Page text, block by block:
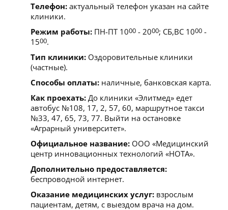
Телефон: актуальный телефон указан на сайте
клиники.
Режим работы: ПН-ПТ 1000 - 2000; СБ,ВС 1000 -
1500.
Тип клиники: Оздоровительные клиники
(частные).
Способы оплаты: наличные, банковская карта.
Как проехать: До клиники «Элитмед» едет
автобус №108, 17, 2, 57, 60, маршрутное такси
№33, 47, 65, 73, 77. Выйти на остановке
«Аграрный университет».
Официальное название: ООО «Медицинский
центр инновационных технологий «НОТА».
Дополнительно предоставляется:
беспроводной интернет.
Оказание медицинских услуг: взрослым
пациентам, детям, с выездом врача на дом.